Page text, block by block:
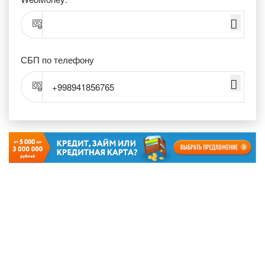
СБП по телефону
+998941856765